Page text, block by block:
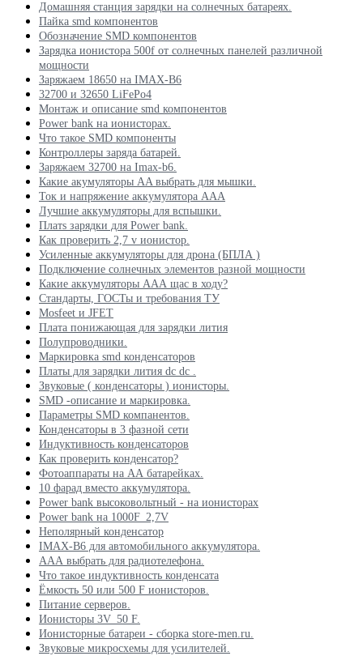
Домашняя станция зарядки на солнечных батареях.
Пайка smd компонентов
Обозначение SMD компонентов
Зарядка ионистора 500f от солнечных панелей различной
мощности
Заряжаем 18650 на IMAX-B6
32700 и 32650 LiFePo4
Монтаж и описание smd компонентов
Power bank на ионисторах.
Что такое SMD компоненты
Контроллеры заряда батарей.
Заряжаем 32700 на Imax-b6.
Какие акумуляторы AA выбрать для мышки.
Ток и напряжение аккумулятора ААА
Лучшие аккумуляторы для вспышки.
Платs зарядки для Power bank.
Как проверить 2,7 v ионистор.
Усиленные аккумуляторы для дрона (БПЛА )
Подключение солнечных элементов разной мощности
Какие аккумуляторы ААА щас в ходу?
Стандарты, ГОСТы и требования ТУ
Mosfeet и JFET
Плата понижающая для зарядки лития
Полупроводники.
Маркировка smd конденсаторов
Платы для зарядки лития dc dc .
Звуковые ( конденсаторы ) ионисторы.
SMD -описание и маркировка.
Параметры SMD компанентов.
Конденсаторы в 3 фазной сети
Индуктивность конденсаторов
Как проверить конденсатор?
Фотоаппараты на АА батарейках.
10 фарад вместо аккумулятора.
Power bank высоковольтный - на ионисторах
Power bank на 1000F_2,7V
Неполярный конденсатор
IMAX-B6 для автомобильного аккумулятора.
ААА выбрать для радиотелефона.
Что такое индуктивность конденсата
Ёмкость 50 или 500 F ионисторов.
Питание серверов.
Ионисторы 3V_50 F.
Ионисторные батареи - сборка store-men.ru.
Звуковые микросхемы для усилителей.